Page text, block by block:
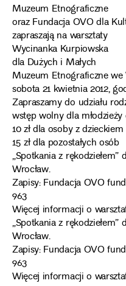
Muzeum Etnograficzne
oraz Fundacja OVO dla
zapraszają na warsztaty
Wycinanka Kurpiowska
dla Dużych i Małych
Muzeum Etnograficzne we
sobota 21 kwietnia 2012,
Zapraszamy do udziału
wstęp wolny dla młodzieży
10 zł dla osoby z dzieckiem
15 zł dla pozostałych osób
„Spotkania z
Wrocław.
Zapisy: Fundacja OVO
963
Więcej informacji o
„Spotkania z
Wrocław.
Zapisy: Fundacja OVO
963
Więcej informacji o